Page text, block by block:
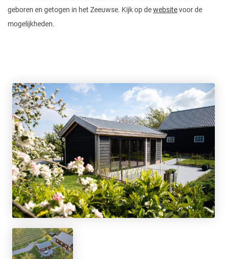
geboren en getogen in het Zeeuwse. Kijk op dewebsitevoor de
mogelijkheden.